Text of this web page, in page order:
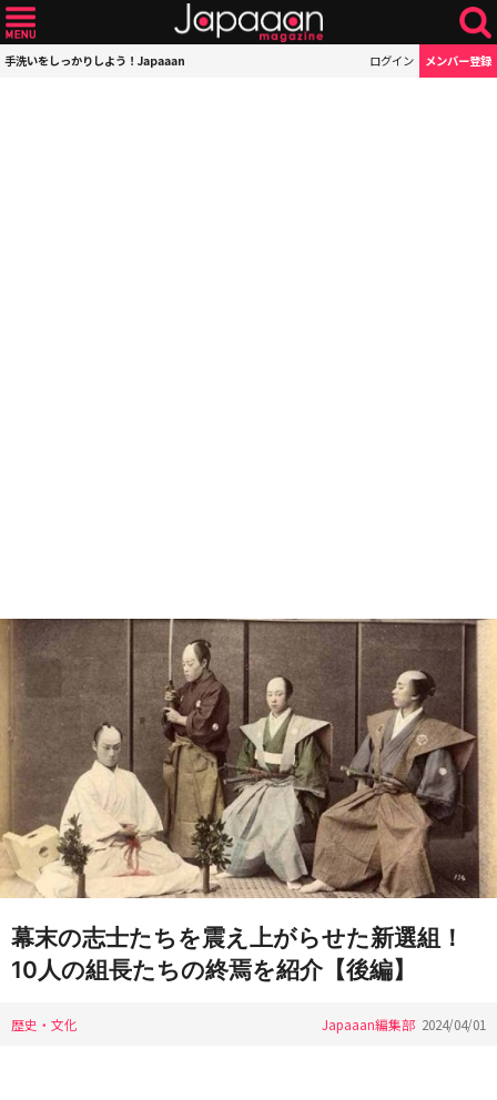
手洗いをしっかりしよう！Japaaan ログイン メンバー登録
幕末の志士たちを震え上がらせた新選組！
10人の組長たちの終焉を紹介【後編】
歴史・文化 Japaaan編集部 2024/04/01